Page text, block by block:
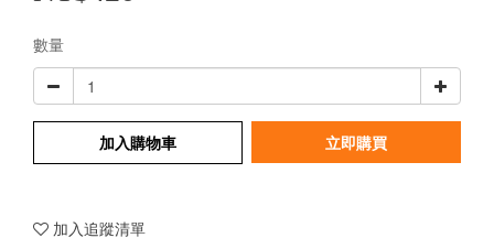
數量
加入購物車 立即購買
加入追蹤清單